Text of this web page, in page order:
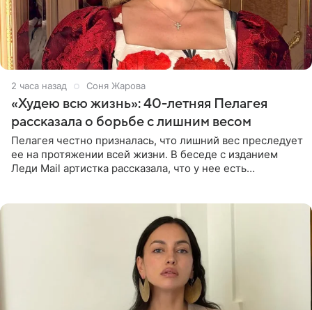
2 часа назад Соня Жарова
«Худею всю жизнь»: 40-летняя Пелагея
рассказала о борьбе с лишним весом
Пелагея честно призналась, что лишний вес преследует
ее на протяжении всей жизни. В беседе с изданием
Леди Mail артистка рассказала, что у нее есть